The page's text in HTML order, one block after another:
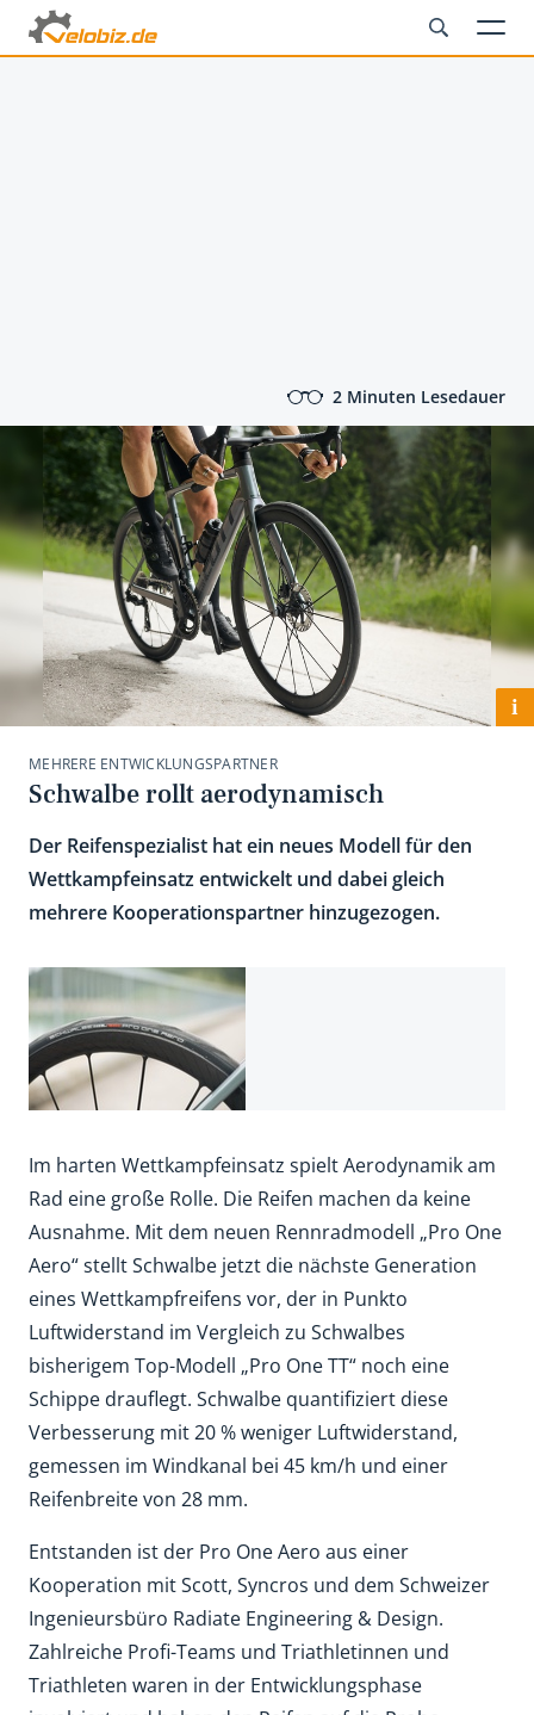
2 Minuten Lesedauer
i
MEHRERE ENTWICKLUNGSPARTNER
Schwalbe rollt aerodynamisch
Der Reifenspezialist hat ein neues Modell für den
Wettkampfeinsatz entwickelt und dabei gleich
mehrere Kooperationspartner hinzugezogen.
Im harten Wettkampfeinsatz spielt Aerodynamik am
Rad eine große Rolle. Die Reifen machen da keine
Ausnahme. Mit dem neuen Rennradmodell „Pro One
Aero“ stellt Schwalbe jetzt die nächste Generation
eines Wettkampfreifens vor, der in Punkto
Luftwiderstand im Vergleich zu Schwalbes
bisherigem Top-Modell „Pro One TT“ noch eine
Schippe drauflegt. Schwalbe quantifiziert diese
Verbesserung mit 20 % weniger Luftwiderstand,
gemessen im Windkanal bei 45 km/h und einer
Reifenbreite von 28 mm.
Entstanden ist der Pro One Aero aus einer
Kooperation mit Scott, Syncros und dem Schweizer
Ingenieursbüro Radiate Engineering & Design.
Zahlreiche Profi-Teams und Triathletinnen und
Triathleten waren in der Entwicklungsphase